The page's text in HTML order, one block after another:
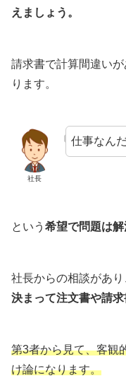
えましょう。
請求書で計算間違い
ります。
社長
仕事なん
という 希望で問題は解
社長からの相談があり
決まって注文書や請
第3者から見て、客観
け論になります。